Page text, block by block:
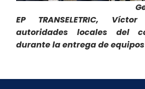
Gerente de
EP TRANSELETRIC,
autoridades locales del
durante la entrega de